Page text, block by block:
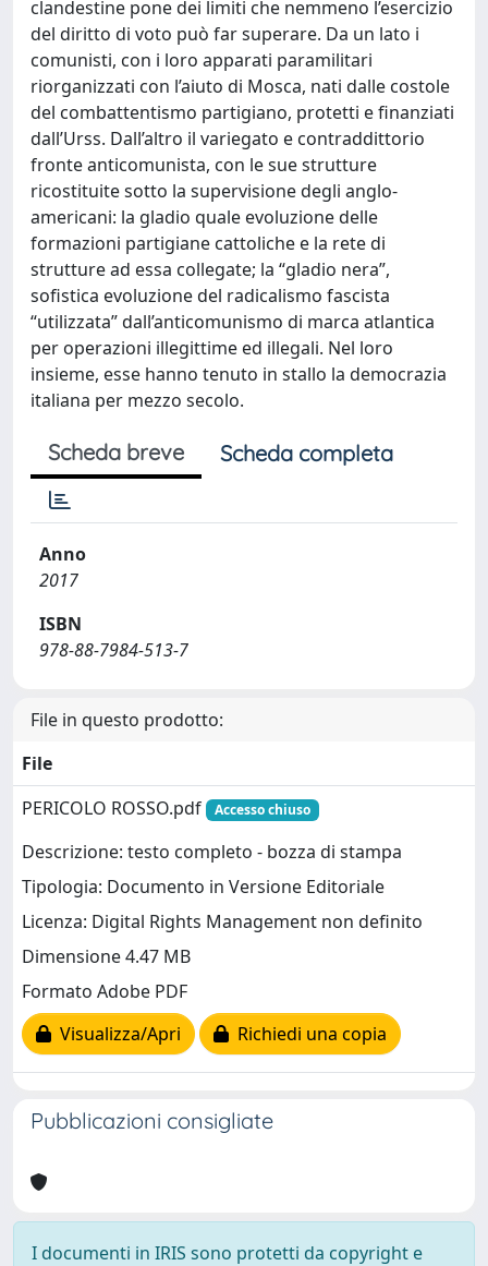
clandestine pone dei limiti che nemmeno l’esercizio
del diritto di voto può far superare. Da un lato i
comunisti, con i loro apparati paramilitari
riorganizzati con l’aiuto di Mosca, nati dalle costole
del combattentismo partigiano, protetti e finanziati
dall’Urss. Dall’altro il variegato e contraddittorio
fronte anticomunista, con le sue strutture
ricostituite sotto la supervisione degli anglo-
americani: la gladio quale evoluzione delle
formazioni partigiane cattoliche e la rete di
strutture ad essa collegate; la “gladio nera”,
sofistica evoluzione del radicalismo fascista
“utilizzata” dall’anticomunismo di marca atlantica
per operazioni illegittime ed illegali. Nel loro
insieme, esse hanno tenuto in stallo la democrazia
italiana per mezzo secolo.
Scheda breve Scheda completa
Anno
2017
ISBN
978-88-7984-513-7
File in questo prodotto:
File
PERICOLO ROSSO.pdf
Accesso chiuso
Descrizione: testo completo - bozza di stampa
Tipologia: Documento in Versione Editoriale
Licenza: Digital Rights Management non definito
Dimensione 4.47 MB
Formato Adobe PDF
Visualizza/Apri
Richiedi una copia
Pubblicazioni consigliate
I documenti in IRIS sono protetti da copyright e